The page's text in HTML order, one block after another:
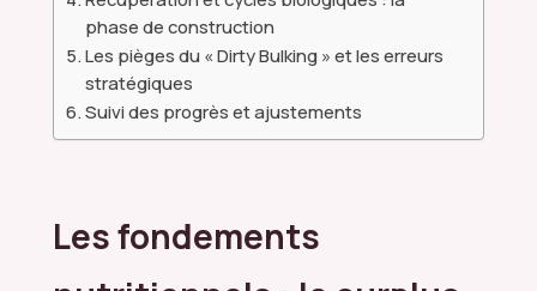
phase de construction
Les pièges du « Dirty Bulking » et les erreurs
stratégiques
Suivi des progrès et ajustements
Les fondements